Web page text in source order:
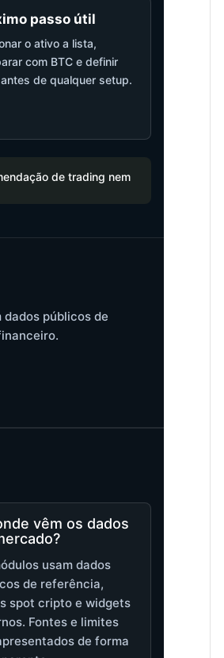
passo útil
o ativo a lista,
com BTC e definir
de qualquer setup.
de trading nem
públicos de
vêm os dados
usam dados
de referência,
spot cripto e widgets
Fontes e limites
de forma